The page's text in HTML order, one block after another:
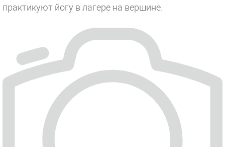
практикуют йогу в лагере на вершине.